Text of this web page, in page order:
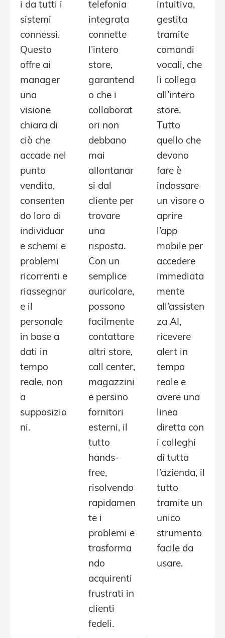
i da tutti i
sistemi
connessi.
Questo
offre ai
manager
una
visione
chiara di
ciò che
accade nel
punto
vendita,
consenten
do loro di
individuar
e schemi e
problemi
ricorrenti e
riassegnar
e il
personale
in base a
dati in
tempo
reale, non
a
supposizio
ni.
telefonia
integrata
connette
l’intero
store,
garantend
o che i
collaborat
ori non
debbano
mai
allontanar
si dal
cliente per
trovare
una
risposta.
Con un
semplice
auricolare,
possono
facilmente
contattare
altri store,
call center,
magazzini
e persino
fornitori
esterni, il
tutto
hands-
free,
risolvendo
rapidamen
te i
problemi e
trasforma
ndo
acquirenti
frustrati in
clienti
fedeli.
intuitiva,
gestita
tramite
comandi
vocali, che
li collega
all’intero
store.
Tutto
quello che
devono
fare è
indossare
un visore o
aprire
l’app
mobile per
accedere
immediata
mente
all’assisten
za AI,
ricevere
alert in
tempo
reale e
avere una
linea
diretta con
i colleghi
di tutta
l’azienda, il
tutto
tramite un
unico
strumento
facile da
usare.